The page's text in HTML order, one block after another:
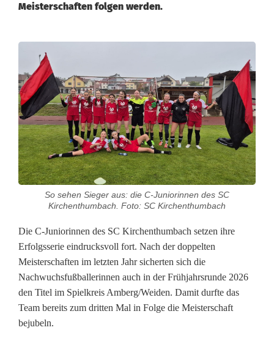
Meisterschaften folgen werden.
-
J
u
n
i
i
n
n
e
n
So sehen Sieger aus: die C-Juniorinnen des SC
Kirchenthumbach. Foto: SC Kirchenthumbach
Die C-Juniorinnen des SC Kirchenthumbach setzen ihre
Erfolgsserie eindrucksvoll fort. Nach der doppelten
Meisterschaften im letzten Jahr sicherten sich die
Nachwuchsfußballerinnen auch in der Frühjahrsrunde 2026
den Titel im Spielkreis Amberg/Weiden. Damit durfte das
Team bereits zum dritten Mal in Folge die Meisterschaft
bejubeln.